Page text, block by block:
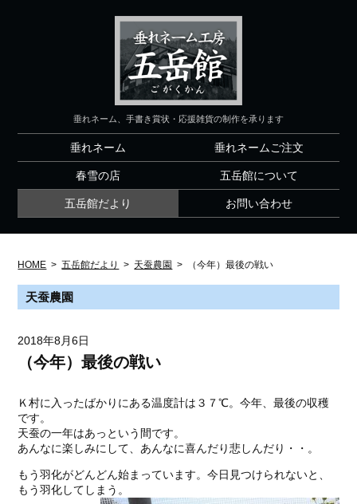
垂れネーム、手書き賞状・応援雑貨の制作を承ります
垂れネーム 垂れネームご注文
春雪の店 五岳館について
五岳館だより お問い合わせ
HOME >五岳館だより > 天蚕農園 > （今年）最後の戦い
天蚕農園
2018年8月6日
（今年）最後の戦い
Ｋ村に入ったばかりにある温度計は３７℃。今年、最後の収穫
です。
天蚕の一年はあっという間です。
あんなに楽しみにして、あんなに喜んだり悲しんだり・・。
もう羽化がどんどん始まっています。今日見つけられないと、
もう羽化してしまう。